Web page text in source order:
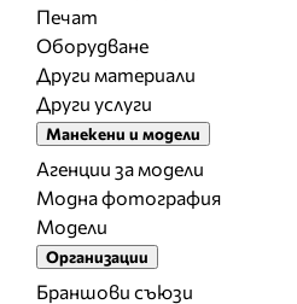
Печат
Оборудване
Други материали
Други услуги
Манекени и модели
Агенции за модели
Модна фотография
Модели
Организации
Браншови съюзи